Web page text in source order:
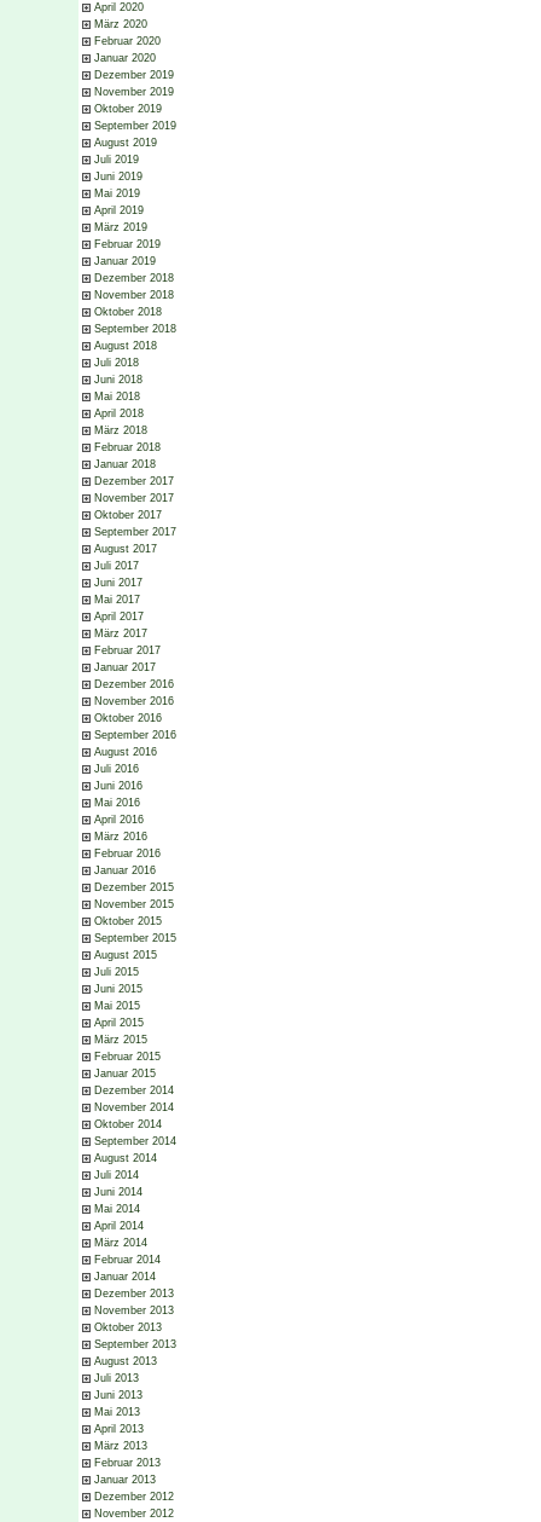
April 2020
März 2020
Februar 2020
Januar 2020
Dezember 2019
November 2019
Oktober 2019
September 2019
August 2019
Juli 2019
Juni 2019
Mai 2019
April 2019
März 2019
Februar 2019
Januar 2019
Dezember 2018
November 2018
Oktober 2018
September 2018
August 2018
Juli 2018
Juni 2018
Mai 2018
April 2018
März 2018
Februar 2018
Januar 2018
Dezember 2017
November 2017
Oktober 2017
September 2017
August 2017
Juli 2017
Juni 2017
Mai 2017
April 2017
März 2017
Februar 2017
Januar 2017
Dezember 2016
November 2016
Oktober 2016
September 2016
August 2016
Juli 2016
Juni 2016
Mai 2016
April 2016
März 2016
Februar 2016
Januar 2016
Dezember 2015
November 2015
Oktober 2015
September 2015
August 2015
Juli 2015
Juni 2015
Mai 2015
April 2015
März 2015
Februar 2015
Januar 2015
Dezember 2014
November 2014
Oktober 2014
September 2014
August 2014
Juli 2014
Juni 2014
Mai 2014
April 2014
März 2014
Februar 2014
Januar 2014
Dezember 2013
November 2013
Oktober 2013
September 2013
August 2013
Juli 2013
Juni 2013
Mai 2013
April 2013
März 2013
Februar 2013
Januar 2013
Dezember 2012
November 2012